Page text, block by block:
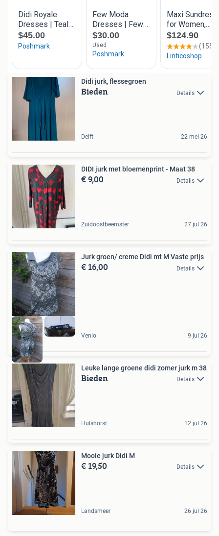
Didi jurk, flessegroen
Bieden Details
Delft 22 mei 26
DIDI jurk met bloemenprint - Maat 38
€ 9,00 Details
Zuidoostbeemster 27 jul 26
Jurk groen/ creme Didi mt M Vaste prijs
€ 16,00 Details
Venlo 9 jul 26
Leuke lange groene didi zomer jurk m 38
Bieden Details
Hulshorst 12 jul 26
Mooie jurk Didi M
€ 19,50 Details
Landsmeer 26 jul 26